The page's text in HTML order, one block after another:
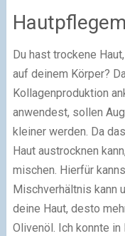
Du hast trockene
auf deinem Körper?
Kollagenproduktion
anwendest, sollen
kleiner werden. Da
Haut austrocknen
mischen. Hierfür
Mischverhältnis kann
deine Haut, desto
Olivenöl. Ich konnte in